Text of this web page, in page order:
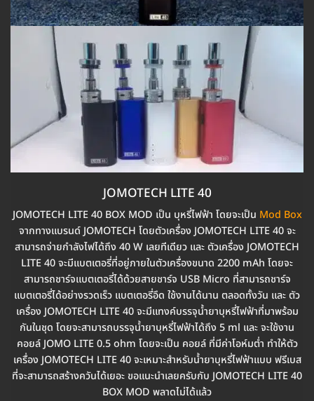
JOMOTECH LITE 40
JOMOTECH LITE 40 BOX MOD เป็น บุหรี่ไฟฟ้า โดยจะเป็น Mod Box
จากทางแบรนด์ JOMOTECH โดยตัวเครื่อง JOMOTECH LITE 40 จะ
สามารถจ่ายกำลังไฟได้ถึง 40 W เลยทีเดียว และ ตัวเครื่อง JOMOTECH
LITE 40 จะมีแบตเตอรี่ที่อยู่ภายในตัวเครื่องขนาด 2200 mAh โดยจะ
สามารถชาร์จแบตเตอรี่ได้ด้วยสายชาร์จ USB Micro ที่สามารถชาร์จ
แบตเตอรี่ได้อย่างรวดเร็ว แบตเตอรี่อึด ใช้งานได้นาน ตลอดทั้งวัน และ ตัว
เครื่อง JOMOTECH LITE 40 จะมีแทงค์บรรจุน้ำยาบุหรี่ไฟฟ้าที่มาพร้อม
กันในชุด โดยจะสามารถบรรจุน้ำยาบุหรี่ไฟฟ้าได้ถึง 5 ml และ จะใช้งาน
คอยล์ JOMO LITE 0.5 ohm โดยจะเป็น คอยล์ ที่มีค่าโอห์มต่ำ ทำให้ตัว
เครื่อง JOMOTECH LITE 40 จะเหมาะสำหรับน้ำยาบุหรี่ไฟฟ้าแบบ ฟรีเบส
ที่จะสามารถสร้างควันได้เยอะ ขอแนะนำเลยครับกับ JOMOTECH LITE 40
BOX MOD พลาดไม่ได้แล้ว